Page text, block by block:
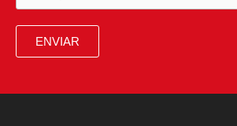
ENVIAR